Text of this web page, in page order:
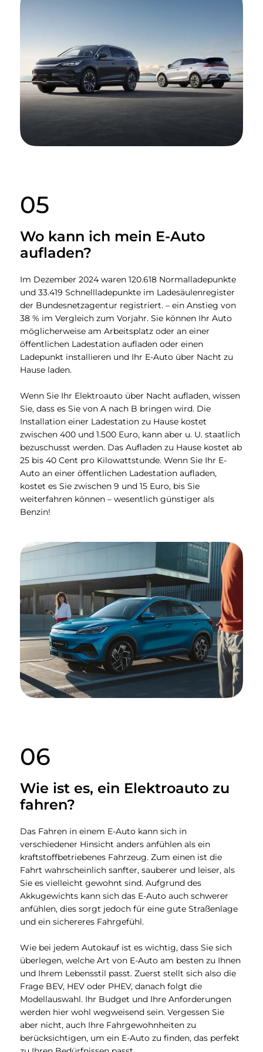
05
Wo kann ich mein E-Auto
aufladen?
Im Dezember 2024 waren 120.618 Normalladepunkte
und 33.419 Schnellladepunkte im Ladesäulenregister
der Bundesnetzagentur registriert. – ein Anstieg von
38 % im Vergleich zum Vorjahr. Sie können Ihr Auto
möglicherweise am Arbeitsplatz oder an einer
öffentlichen Ladestation aufladen oder einen
Ladepunkt installieren und Ihr E-Auto über Nacht zu
Hause laden.
Wenn Sie Ihr Elektroauto über Nacht aufladen, wissen
Sie, dass es Sie von A nach B bringen wird. Die
Installation einer Ladestation zu Hause kostet
zwischen 400 und 1.500 Euro, kann aber u. U. staatlich
bezuschusst werden. Das Aufladen zu Hause kostet ab
25 bis 40 Cent pro Kilowattstunde. Wenn Sie Ihr E-
Auto an einer öffentlichen Ladestation aufladen,
kostet es Sie zwischen 9 und 15 Euro, bis Sie
weiterfahren können – wesentlich günstiger als
Benzin!
06
Wie ist es, ein Elektroauto zu
fahren?
Das Fahren in einem E-Auto kann sich in
verschiedener Hinsicht anders anfühlen als ein
kraftstoffbetriebenes Fahrzeug. Zum einen ist die
Fahrt wahrscheinlich sanfter, sauberer und leiser, als
Sie es vielleicht gewohnt sind. Aufgrund des
Akkugewichts kann sich das E-Auto auch schwerer
anfühlen, dies sorgt jedoch für eine gute Straßenlage
und ein sichereres Fahrgefühl.
Wie bei jedem Autokauf ist es wichtig, dass Sie sich
überlegen, welche Art von E-Auto am besten zu Ihnen
und Ihrem Lebensstil passt. Zuerst stellt sich also die
Frage BEV, HEV oder PHEV, danach folgt die
Modellauswahl. Ihr Budget und Ihre Anforderungen
werden hier wohl wegweisend sein. Vergessen Sie
aber nicht, auch Ihre Fahrgewohnheiten zu
berücksichtigen, um ein E-Auto zu finden, das perfekt